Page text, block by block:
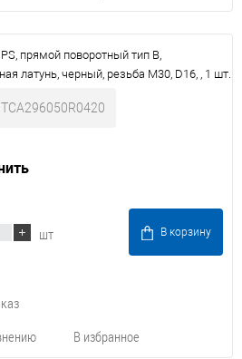
прямой поворотный тип В,
латунь, черный, резьба M30, D16, , 1 шт.
шт В корзину
В избранное